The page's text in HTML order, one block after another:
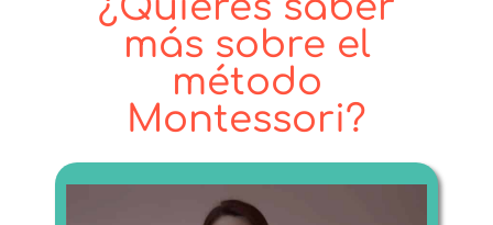
más sobre el
método
Montessori?